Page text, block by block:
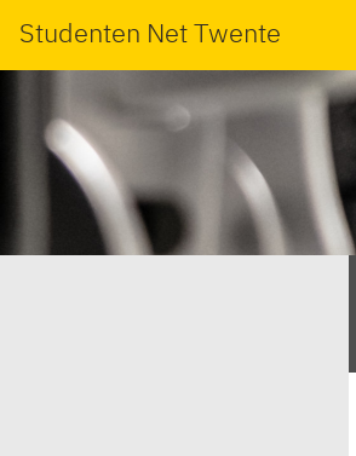
Studenten Net Twente